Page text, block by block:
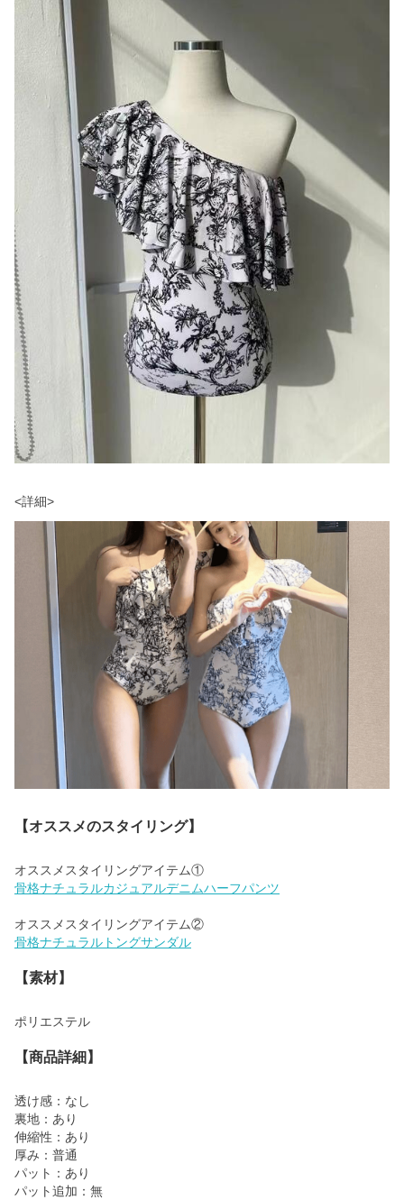
【オススメのスタイリング】
骨格ナチュラルカジュアルデニムハーフパンツ
骨格ナチュラルトングサンダル
【素材】
ポリエステル
【商品詳細】
透け感：なし
裏地：あり
伸縮性：あり
厚み：普通
パット：あり
パット追加：無